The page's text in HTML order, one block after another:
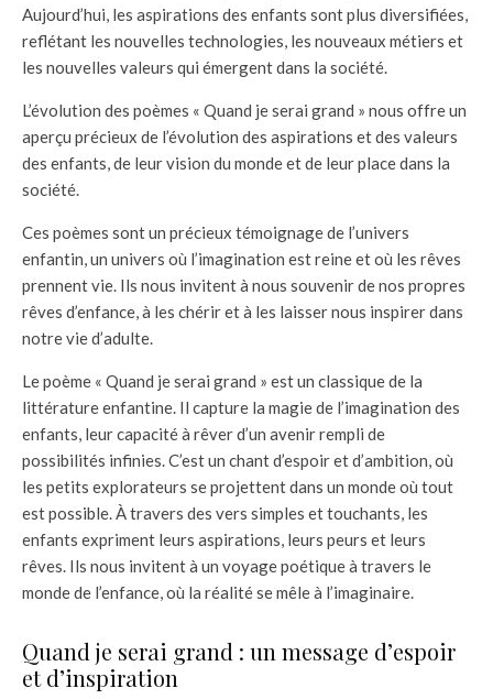
Aujourd’hui, les aspirations des enfants sont plus diversifiées,
reflétant les nouvelles technologies, les nouveaux métiers et
les nouvelles valeurs qui émergent dans la société.
L’évolution des poèmes « Quand je serai grand » nous offre un
aperçu précieux de l’évolution des aspirations et des valeurs
des enfants, de leur vision du monde et de leur place dans la
société.
Ces poèmes sont un précieux témoignage de l’univers
enfantin, un univers où l’imagination est reine et où les rêves
prennent vie. Ils nous invitent à nous souvenir de nos propres
rêves d’enfance, à les chérir et à les laisser nous inspirer dans
notre vie d’adulte.
Le poème « Quand je serai grand » est un classique de la
littérature enfantine. Il capture la magie de l’imagination des
enfants, leur capacité à rêver d’un avenir rempli de
possibilités infinies. C’est un chant d’espoir et d’ambition, où
les petits explorateurs se projettent dans un monde où tout
est possible. À travers des vers simples et touchants, les
enfants expriment leurs aspirations, leurs peurs et leurs
rêves. Ils nous invitent à un voyage poétique à travers le
monde de l’enfance, où la réalité se mêle à l’imaginaire.
Quand je serai grand : un message d’espoir
et d’inspiration